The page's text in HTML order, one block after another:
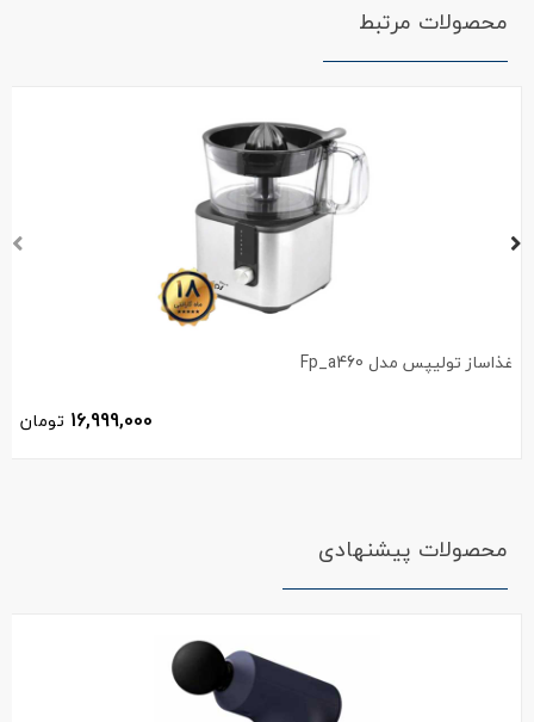
محصولات مرتبط
غذاساز تولیپس مدل Fp_a460
16,999,000 تومان
محصولات پیشنهادی